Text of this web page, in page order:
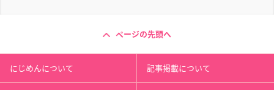
ページの先頭へ
にじめんについて 記事掲載について